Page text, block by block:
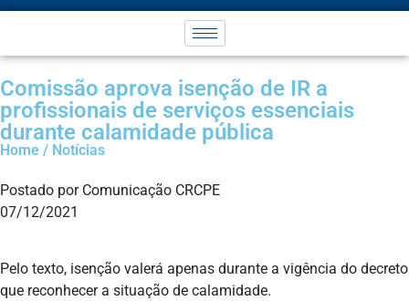
Comissão aprova isenção de IR a
profissionais de serviços essenciais
durante calamidade pública
Home / Notícias
Postado por Comunicação CRCPE
07/12/2021
Pelo texto, isenção valerá apenas durante a vigência do decreto
que reconhecer a situação de calamidade.